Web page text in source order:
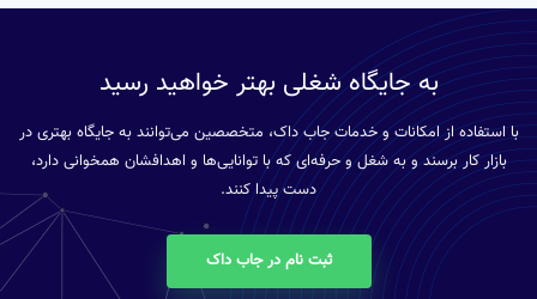
به جایگاه شغلی بهتر خواهید رسید
با استفاده از امکانات و خدمات جاب داک، متخصصین می‌توانند به جایگاه بهتری در
بازار کار برسند و به شغل و حرفه‌ای که با توانایی‌ها و اهدافشان همخوانی دارد،
دست پیدا کنند.
ثبت نام در جاب داک